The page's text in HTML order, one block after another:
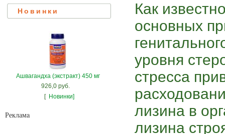
Новинки
Ашвагандха (экстракт) 450 мг
926,0 руб.
[ Новинки]
Рекламa
Как
основных
уровня
стресса
лизина в
лизина